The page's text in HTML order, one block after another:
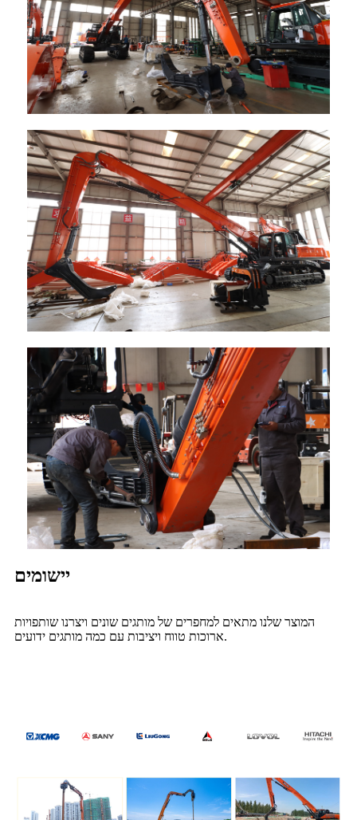
יישומים
המוצר שלנו מתאים למחפרים של מותגים שונים ויצרנו שותפויות
ארוכות טווח ויציבות עם כמה מותגים ידועים.